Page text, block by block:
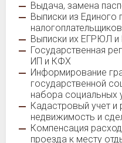
Выдача, замена
Выписки из Единого
налогоплательщиков
Выписки их ЕГРЮЛ и
Государственная
ИП и КФХ
Информирование
государственной
набора социальных
Кадастровый учет и
недвижимость и
Компенсация
проезда к месту